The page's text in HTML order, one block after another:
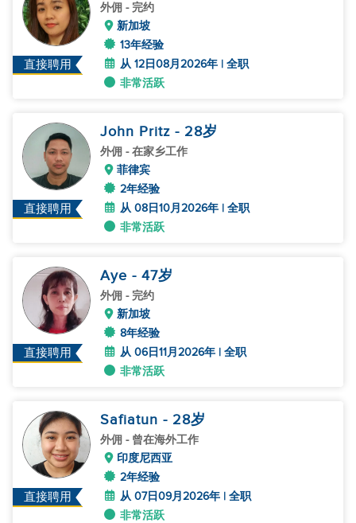
直接聘用
外佣 - 完约
新加坡
13年经验
从 12日08月2026年 | 全职
非常活跃
直接聘用
John Pritz - 28岁
外佣 - 在家乡工作
菲律宾
2年经验
从 08日10月2026年 | 全职
非常活跃
直接聘用
Aye - 47岁
外佣 - 完约
新加坡
8年经验
从 06日11月2026年 | 全职
非常活跃
直接聘用
Safiatun - 28岁
外佣 - 曾在海外工作
印度尼西亚
2年经验
从 07日09月2026年 | 全职
非常活跃